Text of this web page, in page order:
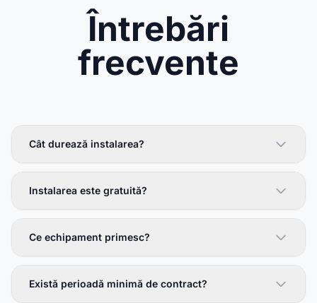
Întrebări
frecvente
Cât durează instalarea?
Instalarea este gratuită?
Ce echipament primesc?
Există perioadă minimă de contract?